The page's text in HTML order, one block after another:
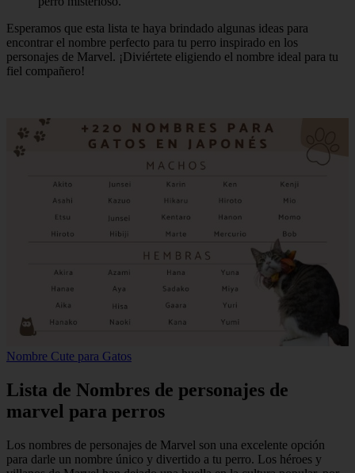
Esperamos que esta lista te haya brindado algunas ideas para
encontrar el nombre perfecto para tu perro inspirado en los
personajes de Marvel. ¡Diviértete eligiendo el nombre ideal para tu
fiel compañero!
Nombre Cute para Gatos
Lista de Nombres de personajes de
marvel para perros
Los nombres de personajes de Marvel son una excelente opción
para darle un nombre único y divertido a tu perro. Los héroes y